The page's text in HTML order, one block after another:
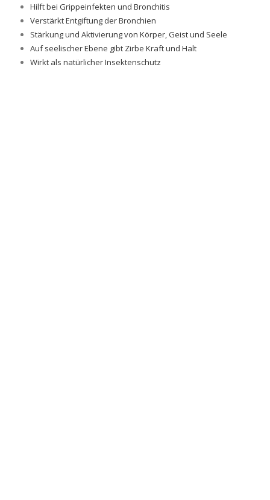
Hilft bei Grippeinfekten und Bronchitis
Verstärkt Entgiftung der Bronchien
Stärkung und Aktivierung von Körper, Geist und Seele
Auf seelischer Ebene gibt Zirbe Kraft und Halt
Wirkt als natürlicher Insektenschutz